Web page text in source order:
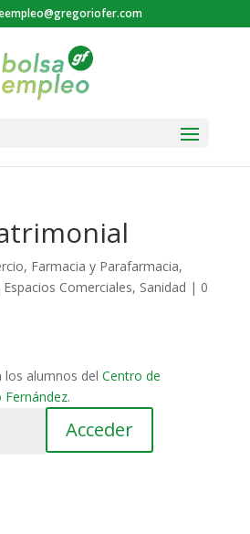
, Farmacia y Parafarmacia,
Comerciales, Sanidad | 0
los alumnos del Centro de
Fernández.